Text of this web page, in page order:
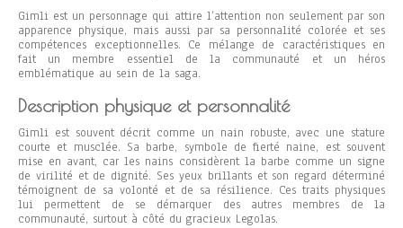
Gimli est un personnage qui attire l’attention non seulement par son
apparence physique, mais aussi par sa personnalité colorée et ses
compétences exceptionnelles. Ce mélange de caractéristiques en
fait un membre essentiel de la communauté et un héros
emblématique au sein de la saga.
Description physique et personnalité
Gimli est souvent décrit comme un nain robuste, avec une stature
courte et musclée. Sa barbe, symbole de fierté naine, est souvent
mise en avant, car les nains considèrent la barbe comme un signe
de virilité et de dignité. Ses yeux brillants et son regard déterminé
témoignent de sa volonté et de sa résilience. Ces traits physiques
lui permettent de se démarquer des autres membres de la
communauté, surtout à côté du gracieux Legolas.